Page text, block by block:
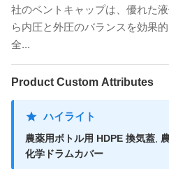
社のベントキャップは、優れた
ら内圧と外圧のバランスを効果
全...
Product Custom Attributes
ハイライト
農薬用ボトル用 HDPE 換気蓋
化学ドラムカバー